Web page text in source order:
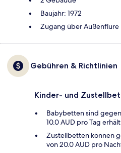
Baujahr: 1972
Zugang über Außenflure
Gebühren & Richtlinien
Kinder- und
Babybetten sind
10.0 AUD pro Tag
Zustellbetten können
von 20.0 AUD pro